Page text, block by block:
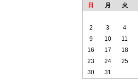
日
月 火
2
3 4
9
10 11
16
17 18
23
24 25
30
31